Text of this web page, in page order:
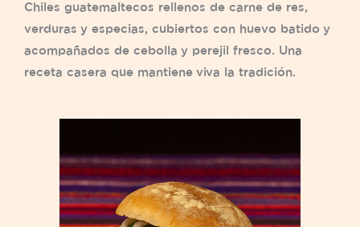
Chiles guatemaltecos rellenos de carne de res,
verduras y especias, cubiertos con huevo batido y
acompañados de cebolla y perejil fresco. Una
receta casera que mantiene viva la tradición.